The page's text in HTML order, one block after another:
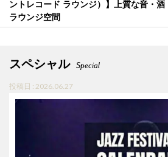
ントレコード ラウンジ）】上質な音・
ラウンジ空間
スペシャル Special
投稿日 : 2026.06.27